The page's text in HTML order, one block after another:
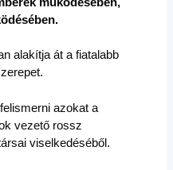
alakítja át a fiatalabb
azokat a
vezető rossz
viselkedéséből.